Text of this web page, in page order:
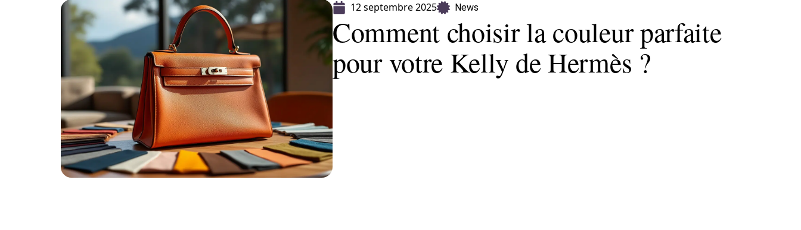
12 septembre 2025 News
Comment choisir la couleur parfaite
pour votre Kelly de Hermès ?